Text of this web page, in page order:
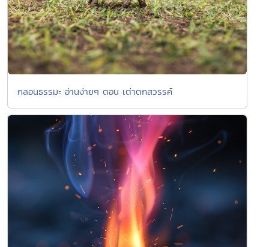
กลอนธรรมะ อ่านง่ายๆ ตอน เต่าตกสวรรค์